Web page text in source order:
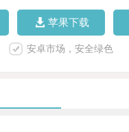
苹果下载
安卓市场，安全绿色